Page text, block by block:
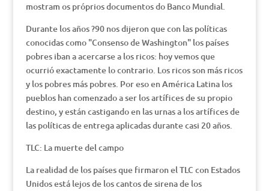
mostram os próprios documentos do Banco Mundial.
Durante los años ?90 nos dijeron que con las políticas
conocidas como "Consenso de Washington" los países
pobres iban a acercarse a los ricos: hoy vemos que
ocurrió exactamente lo contrario. Los ricos son más ricos
y los pobres más pobres. Por eso en América Latina los
pueblos han comenzado a ser los artífices de su propio
destino, y están castigando en las urnas a los artífices de
las políticas de entrega aplicadas durante casi 20 años.
TLC: La muerte del campo
La realidad de los países que firmaron el TLC con Estados
Unidos está lejos de los cantos de sirena de los